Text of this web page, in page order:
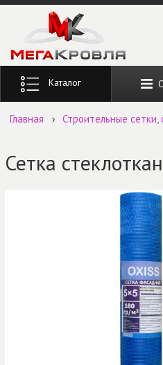
Перейти к основному содержанию
О
Введите ключевые слова для поиска
Главная › Строительные сетки,
Сетка